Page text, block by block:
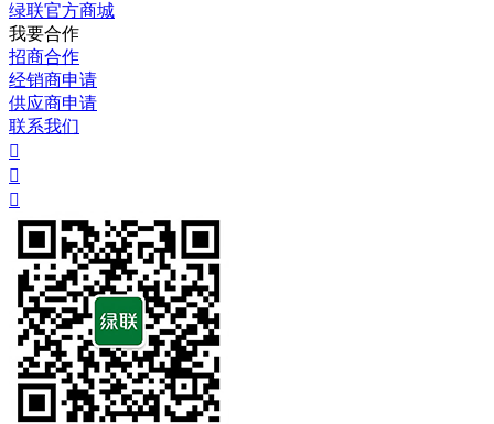
绿联官方商城
我要合作
招商合作
经销商申请
供应商申请
联系我们


